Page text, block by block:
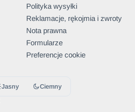
Polityka wysyłki
Reklamacje, rękojmia i zwroty
Nota prawna
Formularze
Preferencje cookie
Jasny
Ciemny